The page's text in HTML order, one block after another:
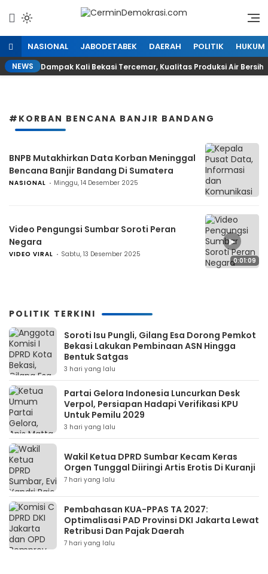
konten
NASIONAL JABODETABEK DAERAH POLITIK HUKUM
NEWS Dampak Kali Bekasi Tercemar, Kualitas Produksi Air
#KORBAN BENCANA BANJIR BANDANG
BNPB Mutakhirkan Data Korban Meninggal
Bencana Banjir Bandang Di Sumatera
NASIONAL Minggu, 14 Desember 2025
Video Pengungsi Sumbar Soroti Peran
Negara
VIDEO VIRAL Sabtu, 13 Desember 2025
▶
0:01:09
POLITIK TERKINI
Soroti Isu Pungli, Gilang Esa Dorong Pemkot
Bekasi Lakukan Pembinaan ASN Hingga
Bentuk Satgas
3 hari yang lalu
Partai Gelora Indonesia Luncurkan Desk
Verpol, Persiapan Hadapi Verifikasi KPU
Untuk Pemilu 2029
3 hari yang lalu
Wakil Ketua DPRD Sumbar Kecam Keras
Orgen Tunggal Diiringi Artis Erotis Di Kuranji
7 hari yang lalu
Pembahasan KUA-PPAS TA 2027:
Optimalisasi PAD Provinsi DKI Jakarta Lewat
Retribusi Dan Pajak Daerah
7 hari yang lalu